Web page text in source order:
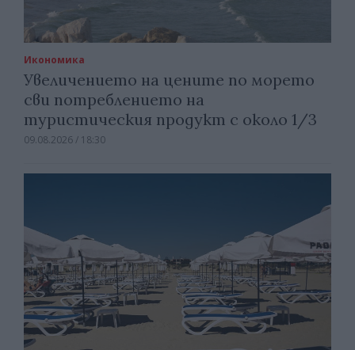
Икономика
Увеличението на цените по морето
сви потреблението на
туристическия продукт с около 1/3
09.08.2026 / 18:30